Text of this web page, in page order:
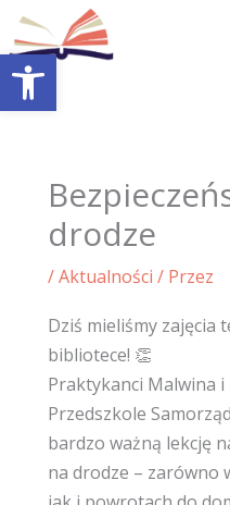
Otwórz pasek narzędzi
Przejdź
do
treści
drodze
/Aktualności / Przez
Dziś mieliśmy zajęcia
bibliotece! 👏
Praktykanci Malwina
Przedszkole
bardzo ważną lekcję
na drodze – zarówno